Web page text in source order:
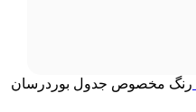
رنگ مخصوص جدول بوردرسان